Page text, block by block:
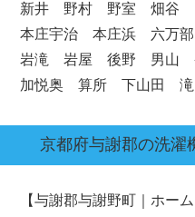
新井 野村 野室 畑谷
本庄宇治 本庄浜 六万
岩滝 岩屋 後野 男山
加悦奥 算所 下山田
京都府与謝郡の洗濯
【与謝郡与謝野町｜ホー